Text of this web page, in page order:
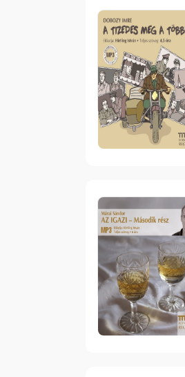
Hallgass
Hallgass